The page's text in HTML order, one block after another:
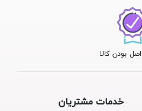
بودن کالا
خدمات مشتریان